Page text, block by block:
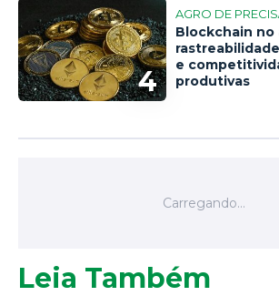
4
AGRO DE
Blockchain no
e
produtivas
Leia Também